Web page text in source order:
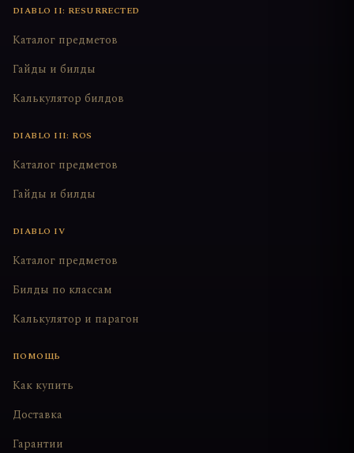
DIABLO II: RESURRECTED
Каталог предметов
Гайды и билды
Калькулятор билдов
DIABLO III: ROS
Каталог предметов
Гайды и билды
DIABLO IV
Каталог предметов
Билды по классам
Калькулятор и парагон
ПОМОЩЬ
Как купить
Доставка
Гарантии